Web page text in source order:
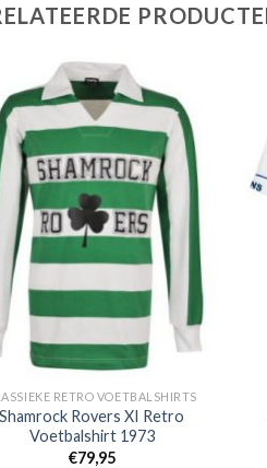
RETRO VOETBALSHIRTS
Shamrock Rovers XI Retro
Voetbalshirt 1973
€79,95